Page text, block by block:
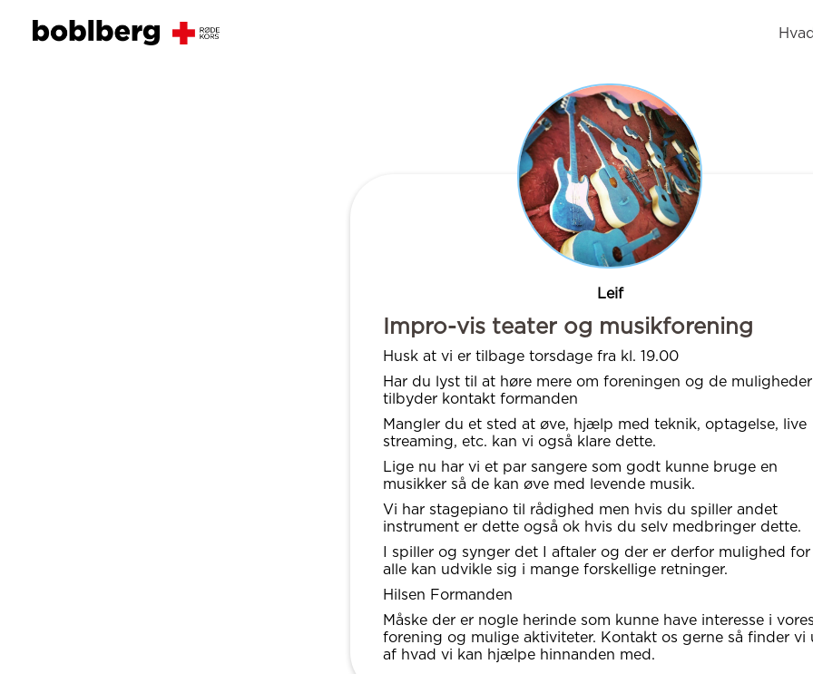
Leif
Impro-vis teater og musikforening
Husk at vi er tilbage torsdage fra kl. 19.00
Har du lyst til at høre mere om foreningen og de
tilbyder kontakt formanden
Mangler du et sted at øve, hjælp med teknik, optagelse, live
streaming, etc. kan vi også klare dette.
Lige nu har vi et par sangere som godt kunne bruge en
musikker så de kan øve med levende musik.
Vi har stagepiano til rådighed men hvis du spiller andet
instrument er dette også ok hvis du selv medbringer dette.
I spiller og synger det I aftaler og der er derfor mulighed
alle kan udvikle sig i mange forskellige retninger.
Hilsen Formanden
Måske der er nogle herinde som kunne have interesse i vores
forening og mulige aktiviteter. Kontakt os gerne så finder vi
af hvad vi kan hjælpe hinnanden med.